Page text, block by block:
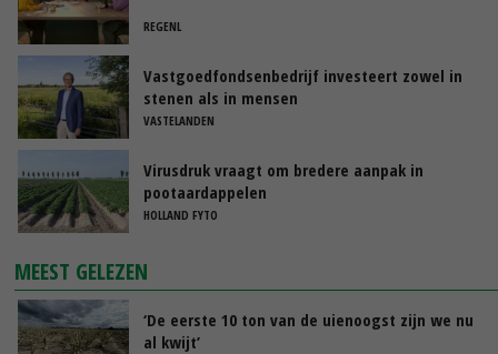
REGENL
Vastgoedfondsenbedrijf investeert zowel in
stenen als in mensen
VASTELANDEN
Virusdruk vraagt om bredere aanpak in
pootaardappelen
HOLLAND FYTO
MEEST GELEZEN
‘De eerste 10 ton van de uienoogst zijn we nu
al kwijt’